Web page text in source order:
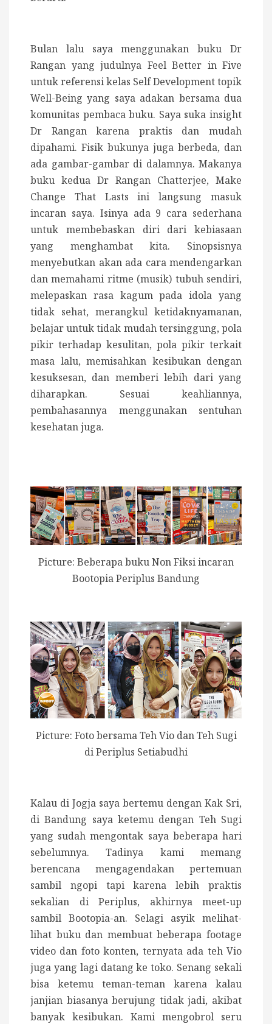
Bulan lalu saya menggunakan buku Dr
Rangan yang judulnya Feel Better in Five
untuk referensi kelas Self Development topik
Well-Being yang saya adakan bersama dua
komunitas pembaca buku. Saya suka insight
Dr Rangan karena praktis dan mudah
dipahami. Fisik bukunya juga berbeda, dan
ada gambar-gambar di dalamnya. Makanya
buku kedua Dr Rangan Chatterjee, Make
Change That Lasts ini langsung masuk
incaran saya. Isinya ada 9 cara sederhana
untuk membebaskan diri dari kebiasaan
yang menghambat kita. Sinopsisnya
menyebutkan akan ada cara mendengarkan
dan memahami ritme (musik) tubuh sendiri,
melepaskan rasa kagum pada idola yang
tidak sehat, merangkul ketidaknyamanan,
belajar untuk tidak mudah tersinggung, pola
pikir terhadap kesulitan, pola pikir terkait
masa lalu, memisahkan kesibukan dengan
kesuksesan, dan memberi lebih dari yang
diharapkan. Sesuai keahliannya,
pembahasannya menggunakan sentuhan
kesehatan juga.
Picture: Beberapa buku Non Fiksi incaran
Bootopia Periplus Bandung
Picture: Foto bersama Teh Vio dan Teh Sugi
di Periplus Setiabudhi
Kalau di Jogja saya bertemu dengan Kak Sri,
di Bandung saya ketemu dengan Teh Sugi
yang sudah mengontak saya beberapa hari
sebelumnya. Tadinya kami memang
berencana mengagendakan pertemuan
sambil ngopi tapi karena lebih praktis
sekalian di Periplus, akhirnya meet-up
sambil Bootopia-an. Selagi asyik melihat-
lihat buku dan membuat beberapa footage
video dan foto konten, ternyata ada teh Vio
juga yang lagi datang ke toko. Senang sekali
bisa ketemu teman-teman karena kalau
janjian biasanya berujung tidak jadi, akibat
banyak kesibukan. Kami mengobrol seru